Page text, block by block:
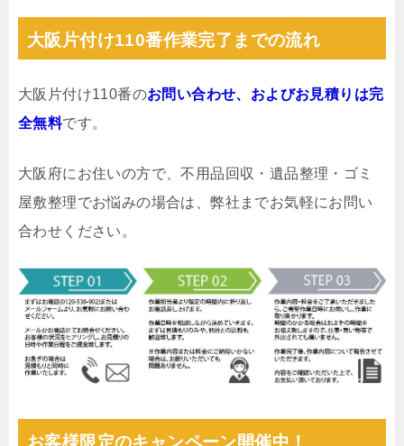
大阪片付け110番作業完了までの流れ
大阪片付け110番のお問い合わせ、およびお見積りは完
全無料です。
大阪府にお住いの方で、不用品回収・遺品整理・ゴミ
屋敷整理でお悩みの場合は、弊社までお気軽にお問い
合わせください。
お客様限定のキャンペーン開催中！